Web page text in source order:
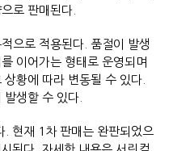
으로 판매된다.
으로 적용된다. 품절이 발생
이어가는 형태로 운영되며
황에 따라 변동될 수 있다.
발생할 수 있다.
. 현재 1차 판매는 완판되었으